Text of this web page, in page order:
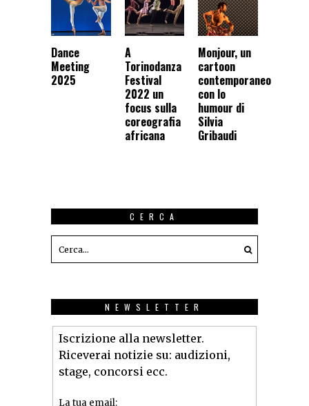
Dance
Meeting
2025
A
Torinodanza
Festival
2022 un
focus sulla
coreografia
africana
Monjour, un
cartoon
contemporaneo
con lo
humour di
Silvia
Gribaudi
CERCA
NEWSLETTER
Iscrizione alla newsletter.
Riceverai notizie su: audizioni,
stage, concorsi ecc.
La tua email: